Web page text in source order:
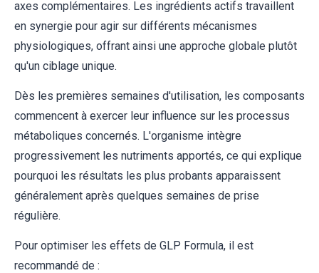
axes complémentaires. Les ingrédients actifs travaillent
en synergie pour agir sur différents mécanismes
physiologiques, offrant ainsi une approche globale plutôt
qu'un ciblage unique.
Dès les premières semaines d'utilisation, les composants
commencent à exercer leur influence sur les processus
métaboliques concernés. L'organisme intègre
progressivement les nutriments apportés, ce qui explique
pourquoi les résultats les plus probants apparaissent
généralement après quelques semaines de prise
régulière.
Pour optimiser les effets de GLP Formula, il est
recommandé de :